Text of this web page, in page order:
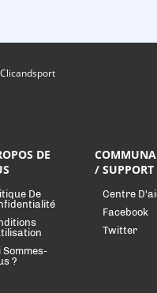
DE
De
Sommes-
?
/ SUPPORT
Centre
Facebook
Twitter